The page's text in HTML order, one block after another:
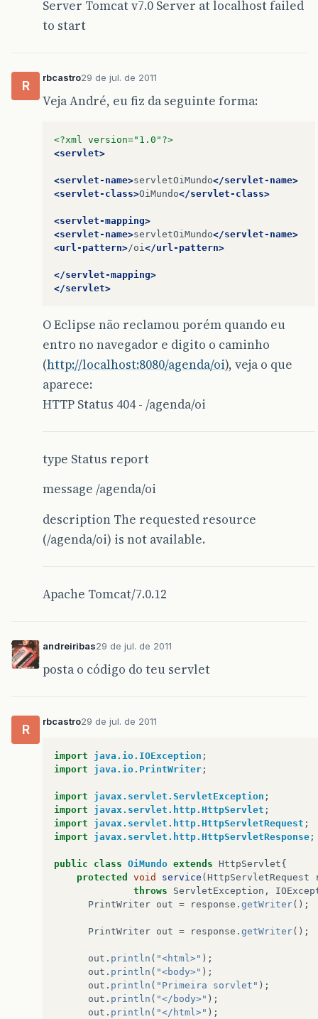
Server Tomcat v7.0 Server at localhost failed
to start
R
rbcastro29 de jul. de 2011
Veja André, eu fiz da seguinte forma:
<?xml version="1.0"?>
<servlet>
<servlet-name>servletOiMundo</servlet-name>
<servlet-class>OiMundo</servlet-class>
<servlet-mapping>
<servlet-name>servletOiMundo</servlet-name>
<url-pattern>/oi </url-pattern>
</servlet-mapping>
</servlet>
O Eclipse não reclamou porém quando eu
entro no navegador e digito o caminho
(http://localhost:8080/agenda/oi), veja o que
aparece:
HTTP Status 404 - /agenda/oi
type Status report
message /agenda/oi
description The requested resource
(/agenda/oi) is not available.
Apache Tomcat/7.0.12
andreiribas29 de jul. de 2011
posta o código do teu servlet
R
rbcastro29 de jul. de 2011
import java.io.IOException ;
import
java.io.PrintWriter ;
import javax.servlet.ServletException ;
import
javax.servlet.http.HttpServlet ;
import
javax.servlet.http.HttpServletRequest ;
import
javax.servlet.http.HttpServletResponse ;
public class OiMundo extends HttpServlet{
protected
void service (HttpServletRequest
throws
ServletException ,
PrintWriter out = response . getWriter();
PrintWriter out = response . getWriter();
out . println ( "<html>" );
out . println ( "<body>" );
out . println ( "Primeira sorvlet" );
out . println ( "</body>" );
out . println ( "</html>" );